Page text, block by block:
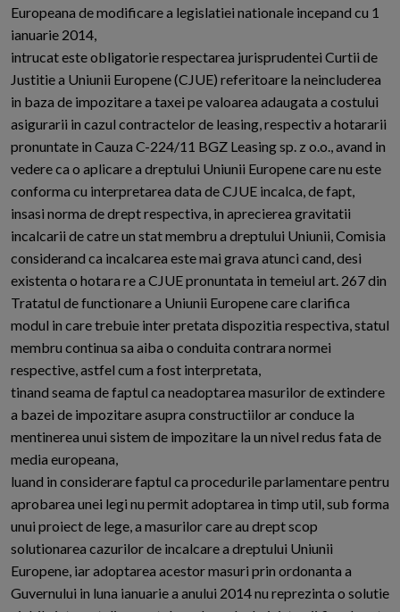
Europeana de modificare a legislatiei nationale incepand cu 1
ianuarie 2014,
intrucat este obligatorie respectarea jurisprudentei Curtii de
Justitie a Uniunii Europene (CJUE) referitoare la neincluderea
in baza de impozitare a taxei pe valoarea adaugata a costului
asigurarii in cazul contractelor de leasing, respectiv a hotararii
pronuntate in Cauza C-224/11 BGZ Leasing sp. z o.o., avand in
vedere ca o aplicare a dreptului Uniunii Europene care nu este
conforma cu interpretarea data de CJUE incalca, de fapt,
insasi norma de drept respectiva, in aprecierea gravitatii
incalcarii de catre un stat membru a dreptului Uniunii, Comisia
considerand ca incalcarea este mai grava atunci cand, desi
existenta o hotara re a CJUE pronuntata in temeiul art. 267 din
Tratatul de functionare a Uniunii Europene care clarifica
modul in care trebuie inter pretata dispozitia respectiva, statul
membru continua sa aiba o conduita contrara normei
respective, astfel cum a fost interpretata,
tinand seama de faptul ca neadoptarea masurilor de extindere
a bazei de impozitare asupra constructiilor ar conduce la
mentinerea unui sistem de impozitare la un nivel redus fata de
media europeana,
luand in considerare faptul ca procedurile parlamentare pentru
aprobarea unei legi nu permit adoptarea in timp util, sub forma
unui proiect de lege, a masurilor care au drept scop
solutionarea cazurilor de incalcare a dreptului Uniunii
Europene, iar adoptarea acestor masuri prin ordonanta a
Guvernului in luna ianuarie a anului 2014 nu reprezinta o solutie